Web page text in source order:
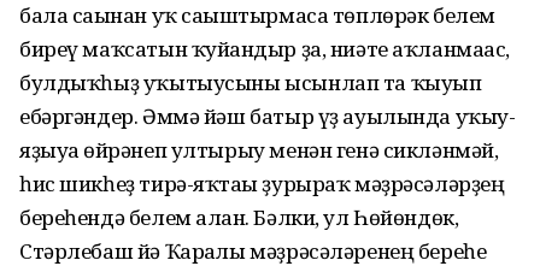
бала сағынан уҡ сағыштырмаса төплөрәк белем
биреү маҡсатын ҡуйған­дыр ҙа, ниәте аҡланмағас,
булдыҡһыҙ уҡытыусыны ысынлап та ҡыуып
ебәргәндер. Әммә йәш батыр үҙ ауылында уҡыу-
яҙыуға өйрәнеп ултырыу менән генә сикләнмәй,
һис шикһеҙ тирә-яҡтағы ҙурыраҡ мәҙрәсәләрҙең
береһендә белем алған. Бәлки, ул Һөйөндөк,
Стәрлебаш йә Ҡарғалы мәҙрәсәләренең береһе